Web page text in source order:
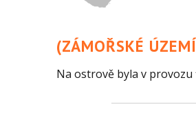
(ZÁMOŘSKÉ
Na ostrově byla v provozu